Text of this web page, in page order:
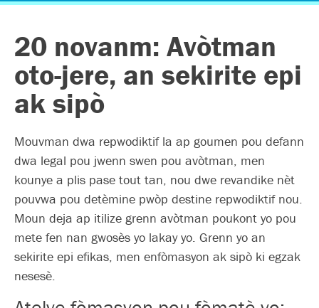
20 novanm: Avòtman
oto-jere, an sekirite epi
ak sipò
Mouvman dwa repwodiktif la ap goumen pou defann
dwa legal pou jwenn swen pou avòtman, men
kounye a plis pase tout tan, nou dwe revandike nèt
pouvwa pou detèmine pwòp destine repwodiktif nou.
Moun deja ap itilize grenn avòtman poukont yo pou
mete fen nan gwosès yo lakay yo. Grenn yo an
sekirite epi efikas, men enfòmasyon ak sipò ki egzak
nesesè.